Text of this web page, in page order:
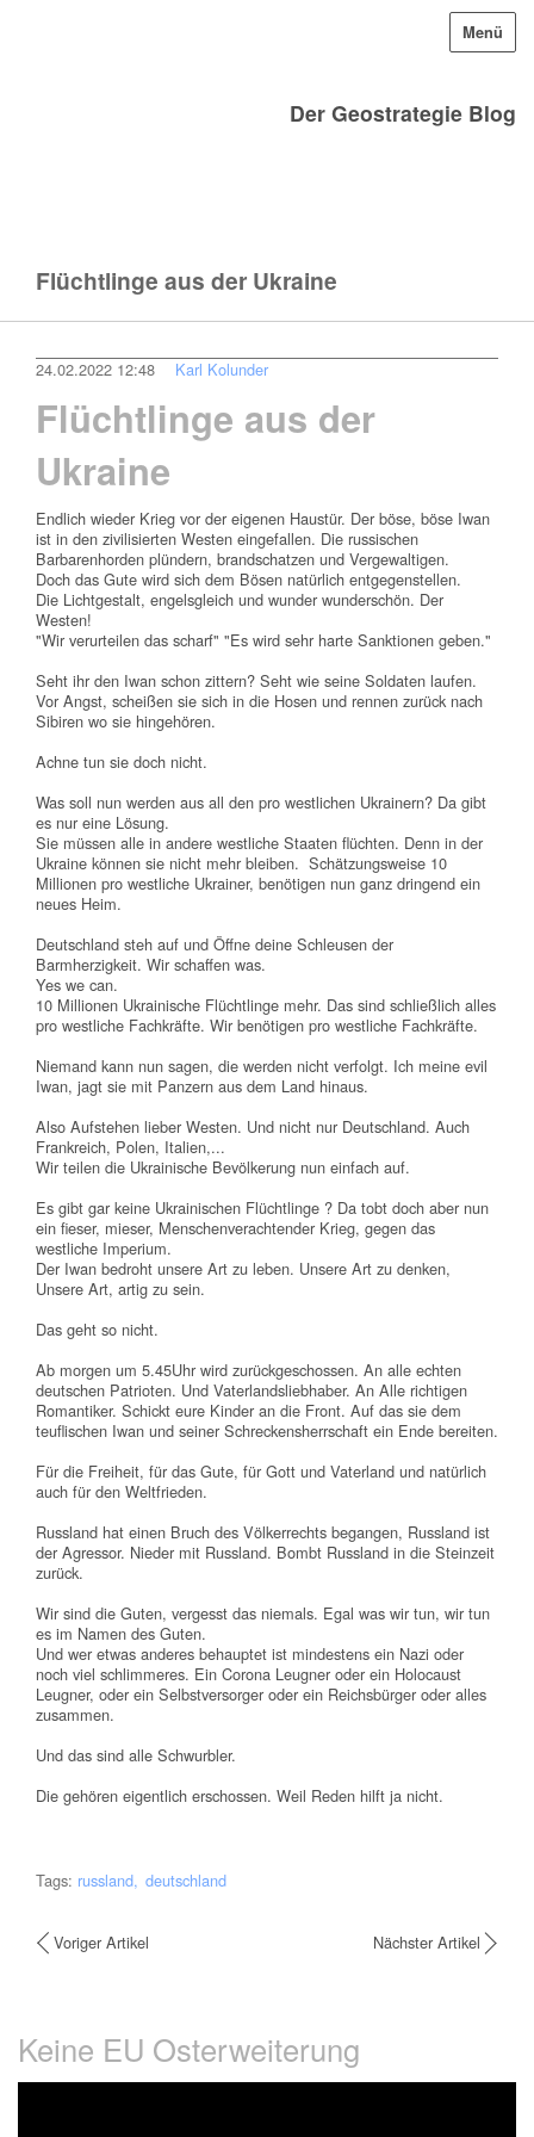
Der Geostrategie Blog
Menü
Flüchtlinge aus der Ukraine
24.02.2022 12:48 Karl Kolunder
Flüchtlinge aus der
Ukraine
Endlich wieder Krieg vor der eigenen Haustür. Der böse, böse Iwan
ist in den zivilisierten Westen eingefallen. Die russischen
Barbarenhorden plündern, brandschatzen und Vergewaltigen.
Doch das Gute wird sich dem Bösen natürlich entgegenstellen.
Die Lichtgestalt, engelsgleich und wunder wunderschön. Der
Westen!
"Wir verurteilen das scharf" "Es wird sehr harte Sanktionen geben."
Seht ihr den Iwan schon zittern? Seht wie seine Soldaten laufen.
Vor Angst, scheißen sie sich in die Hosen und rennen zurück nach
Sibiren wo sie hingehören.
Achne tun sie doch nicht.
Was soll nun werden aus all den pro westlichen Ukrainern? Da gibt
es nur eine Lösung.
Sie müssen alle in andere westliche Staaten flüchten. Denn in der
Ukraine können sie nicht mehr bleiben. Schätzungsweise 10
Millionen pro westliche Ukrainer, benötigen nun ganz dringend ein
neues Heim.
Deutschland steh auf und Öffne deine Schleusen der
Barmherzigkeit. Wir schaffen was.
Yes we can.
10 Millionen Ukrainische Flüchtlinge mehr. Das sind schließlich alles
pro westliche Fachkräfte. Wir benötigen pro westliche Fachkräfte.
Niemand kann nun sagen, die werden nicht verfolgt. Ich meine evil
Iwan, jagt sie mit Panzern aus dem Land hinaus.
Also Aufstehen lieber Westen. Und nicht nur Deutschland. Auch
Frankreich, Polen, Italien,...
Wir teilen die Ukrainische Bevölkerung nun einfach auf.
Es gibt gar keine Ukrainischen Flüchtlinge ? Da tobt doch aber nun
ein fieser, mieser, Menschenverachtender Krieg, gegen das
westliche Imperium.
Der Iwan bedroht unsere Art zu leben. Unsere Art zu denken,
Unsere Art, artig zu sein.
Das geht so nicht.
Ab morgen um 5.45Uhr wird zurückgeschossen. An alle echten
deutschen Patrioten. Und Vaterlandsliebhaber. An Alle richtigen
Romantiker. Schickt eure Kinder an die Front. Auf das sie dem
teuflischen Iwan und seiner Schreckensherrschaft ein Ende bereiten.
Für die Freiheit, für das Gute, für Gott und Vaterland und natürlich
auch für den Weltfrieden.
Russland hat einen Bruch des Völkerrechts begangen, Russland ist
der Agressor. Nieder mit Russland. Bombt Russland in die Steinzeit
zurück.
Wir sind die Guten, vergesst das niemals. Egal was wir tun, wir tun
es im Namen des Guten.
Und wer etwas anderes behauptet ist mindestens ein Nazi oder
noch viel schlimmeres. Ein Corona Leugner oder ein Holocaust
Leugner, oder ein Selbstversorger oder ein Reichsbürger oder alles
zusammen.
Und das sind alle Schwurbler.
Die gehören eigentlich erschossen. Weil Reden hilft ja nicht.
Tags: russland deutschland
Voriger Artikel Nächster Artikel
Keine EU Osterweiterung